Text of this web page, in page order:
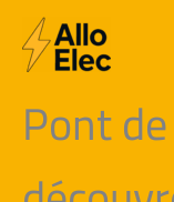
contenu
Pont